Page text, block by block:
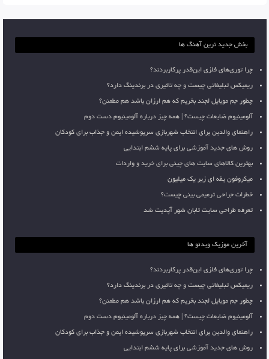
بخش جدید ترین آهنگ ها
چرا توری‌های فلزی این‌قدر پرکاربردند؟
ریمیکس تبلیغاتی چیست و چه تاثیری در برندینگ دارد؟
چطور جم موبایل لجند بخریم که هم ارزان باشد هم مطمئن؟
آلومینیوم ضایعات چیست؟ | همه چیز درباره آلومینیوم دست دوم
راهنمای والدین برای انتخاب شهربازی سرپوشیده ایمن و جذاب برای کودکان
روش های جدید آموزشی برای پایه ششم ابتدایی
بهترین کالاهای سایت های چینی برای خرید و واردات
میکروفون یقه ای زیر یک میلیون
خطرات جراحی ترمیمی بینی چیست؟
تعرفه طراحی سایت تابان شهر آپدیت شد
آخرین موزیک ویدئو ها
چرا توری‌های فلزی این‌قدر پرکاربردند؟
ریمیکس تبلیغاتی چیست و چه تاثیری در برندینگ دارد؟
چطور جم موبایل لجند بخریم که هم ارزان باشد هم مطمئن؟
آلومینیوم ضایعات چیست؟ | همه چیز درباره آلومینیوم دست دوم
راهنمای والدین برای انتخاب شهربازی سرپوشیده ایمن و جذاب برای کودکان
روش های جدید آموزشی برای پایه ششم ابتدایی